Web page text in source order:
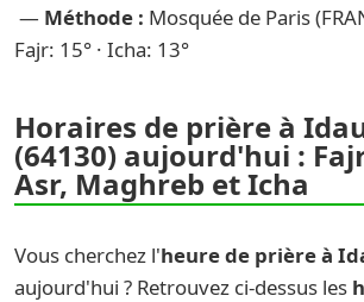
— Méthode : Mosquée de Paris
Fajr: 15° · Icha: 13°
Horaires de prière à
(64130) aujourd'hui :
Asr, Maghreb et Icha
Vous cherchez l'heure de prière à
aujourd'hui ? Retrouvez ci-dessus les